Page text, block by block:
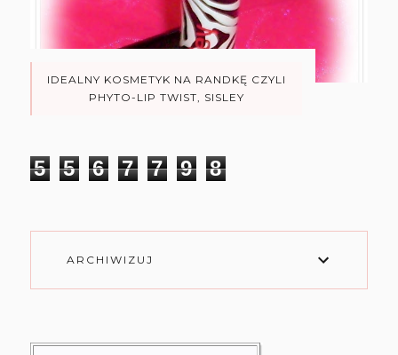
IDEALNY KOSMETYK NA RANDKĘ CZYLI
PHYTO-LIP TWIST, SISLEY
5 5 6 7 7 9 8
ARCHIWIZUJ